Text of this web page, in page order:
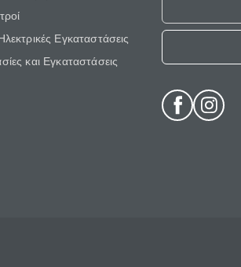
Εγκαταστάσεις
και Εγκαταστάσεις